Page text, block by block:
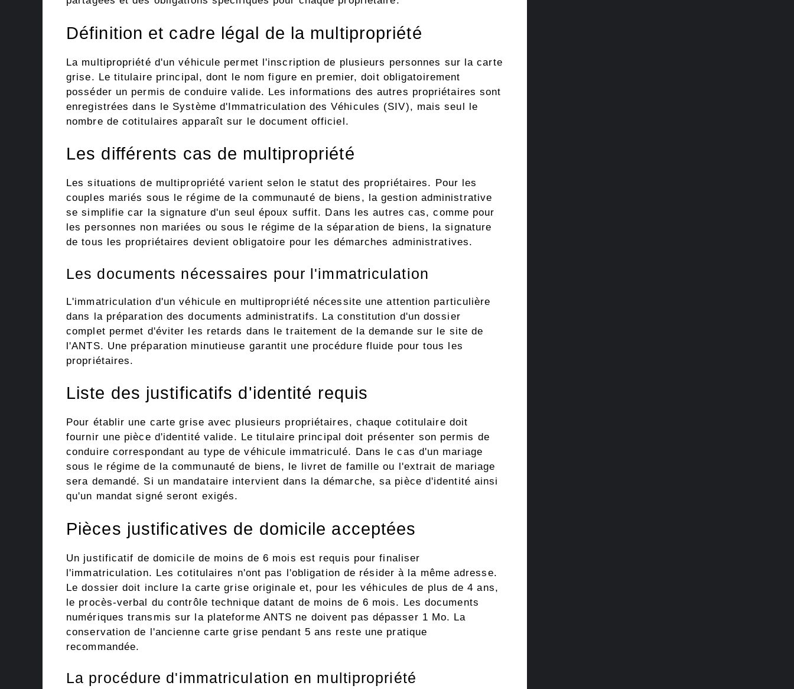
Définition et cadre légal de la multipropriété
La multipropriété d'un véhicule permet l'inscription de plusieurs personnes sur la carte
grise. Le titulaire principal, dont le nom figure en premier, doit obligatoirement
posséder un permis de conduire valide. Les informations des autres propriétaires sont
enregistrées dans le Système d'Immatriculation des Véhicules (SIV), mais seul le
nombre de cotitulaires apparaît sur le document officiel.
Les différents cas de multipropriété
Les situations de multipropriété varient selon le statut des propriétaires. Pour les
couples mariés sous le régime de la communauté de biens, la gestion administrative
se simplifie car la signature d'un seul époux suffit. Dans les autres cas, comme pour
les personnes non mariées ou sous le régime de la séparation de biens, la signature
de tous les propriétaires devient obligatoire pour les démarches administratives.
Les documents nécessaires pour l'immatriculation
L'immatriculation d'un véhicule en multipropriété nécessite une attention particulière
dans la préparation des documents administratifs. La constitution d'un dossier
complet permet d'éviter les retards dans le traitement de la demande sur le site de
l'ANTS. Une préparation minutieuse garantit une procédure fluide pour tous les
propriétaires.
Liste des justificatifs d'identité requis
Pour établir une carte grise avec plusieurs propriétaires, chaque cotitulaire doit
fournir une pièce d'identité valide. Le titulaire principal doit présenter son permis de
conduire correspondant au type de véhicule immatriculé. Dans le cas d'un mariage
sous le régime de la communauté de biens, le livret de famille ou l'extrait de mariage
sera demandé. Si un mandataire intervient dans la démarche, sa pièce d'identité ainsi
qu'un mandat signé seront exigés.
Pièces justificatives de domicile acceptées
Un justificatif de domicile de moins de 6 mois est requis pour finaliser
l'immatriculation. Les cotitulaires n'ont pas l'obligation de résider à la même adresse.
Le dossier doit inclure la carte grise originale et, pour les véhicules de plus de 4 ans,
le procès-verbal du contrôle technique datant de moins de 6 mois. Les documents
numériques transmis sur la plateforme ANTS ne doivent pas dépasser 1 Mo. La
conservation de l'ancienne carte grise pendant 5 ans reste une pratique
recommandée.
La procédure d'immatriculation en multipropriété